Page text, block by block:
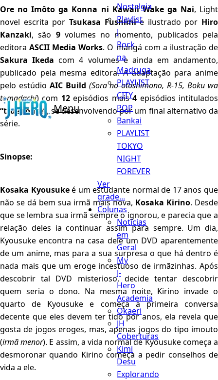
Menu
Nostalgia
Playlist
J
Rock
na
Madruga
PLAYLIST
CITY
POP
Bankai
PLAYLIST
TOKYO
NIGHT
FOREVER
Ver
grade...
Colunas
Notícias
em
Geral
My
J-
Hero
Academia
Okaeri
JH
Coberturas
Kimi
Desu
Explorando
Ore no Imôto ga Konna ni Kawaii Wake ga Nai, Light
novel escrita por Tsukasa Fushimie ilustrado por Hiro
Kanzaki, são 9volumes no momento, publicados pela
editoraASCII Media Works. O mangá com a ilustração de
Sakura Ikeda com 4 volumes e ainda em andamento,
publicado pela mesma editora. A adaptação para anime
pelo estúdio AIC Build (Sora no otoshimono, R-15, Boku wa
tomadachi) com 12episódios mais4 episódios intitulados
“true route”, se desenvolvendo por um final alternativo da
série.
Sinopse:
Kosaka Kyousukeé um estudante normal de 17 anos que
não se dá bem sua irmã mais nova, Kosaka Kirino. Desde
que se lembra sua irmã sempre o ignorou, e parecia que a
relação deles ia continuar assim para sempre. Um dia,
Kyousuke encontra na casa dele um DVD aparentemente
de um anime, mas para a sua surpresa o que há dentro é
nada mais que um eroge incestuoso de irmãzinhas. Após
descobrir tal DVD misterioso, decide tentar descobrir
quem seria o dono. Na mesma noite, Kirino invade o
quarto de Kyousuke e começa a primeira conversa
decente que eles devem ter tido por anos, ela revela que
gosta de jogos eroges, mas, apenas jogos do tipo imouto
(irmã menor). E assim, a vida normal de Kyousuke começa a
desmoronar quando Kirino começa a pedir conselhos de
vida a ele.